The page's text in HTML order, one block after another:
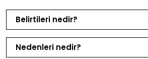
Belirtileri nedir?
Nedenleri nedir?